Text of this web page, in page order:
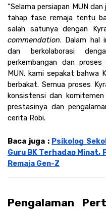
“Selama persiapan MUN
tahap fase remaja tentu
salah satunya dengan
commendation. Dalam hal
dan berkolaborasi
perkembangan dan
MUN. kami sepakat bahwa
berbakat. Semua proses
konsistensi dan
prestasinya dan
cerita Robi.
Baca juga : Psikolog
Guru BK Terhadap Minat,
Remaja Gen-Z
Pengalaman